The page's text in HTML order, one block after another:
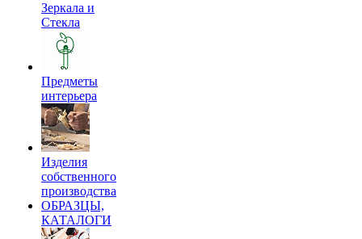
Зеркала и
Стекла
Предметы
интерьера
Изделия
собственного
производства
ОБРАЗЦЫ,
КАТАЛОГИ